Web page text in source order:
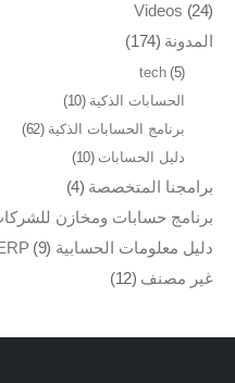
Videos (24)
المدونة (174)
tech(5)
الحسابات الذكية (10)
برنامج الحسابات الذكية (62)
دليل الحسابات (10)
برامجنا المتخصصة (4)
برنامج حسابات ومخازن
دليل معلومات الحسابية ERP (9)
غير مصنف (12)